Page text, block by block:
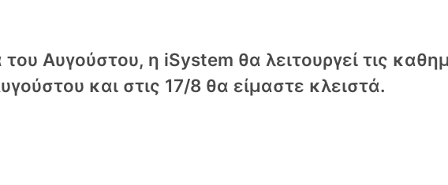
Αυγούστου, η iSystem θα λειτουργεί τις
και στις 17/8 θα είμαστε κλειστά.